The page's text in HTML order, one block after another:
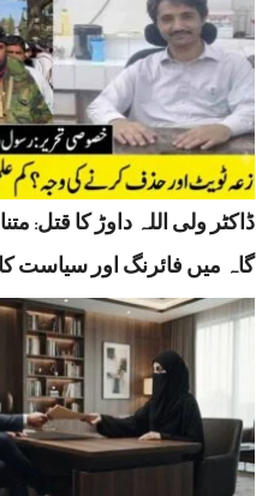
ڈاکٹر ولی اللہ داوڑ کا قتل:
گاہ میں فائرنگ اور سیاست